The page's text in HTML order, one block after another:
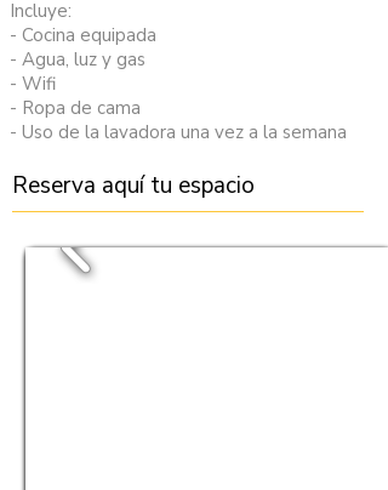
Incluye:
- Cocina equipada
- Agua, luz y gas
- Wifi
- Ropa de cama
- Uso de la lavadora una vez a la semana
Reserva aquí tu espacio